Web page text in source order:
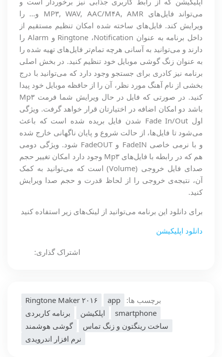
می‌تواند فایل‌های MP۳, WAV, AAC/M۴A, AMR و‌… را
ویرایش کند. فایل‌های ساخته شده امکان تنظیم مستقیم از
داخل برنامه به عنوان Ringtone ،Notification و Alarm را
دارند و می‌توانید به آسانی هرچه تمام‌تر فایل‌های تهیه شده را
به عنوان زنگ گوشی موبایل خود تنظیم کنید. در بخش اصلی
برنامه نیز کادری برای جستجو وجود دارد که می‌توانید با درج
بخشی از نام آهنگ مورد نظر، آن را از حافظه موبایل خود پیدا
کنید. در صورتی که فایل در حال ویرایش شما فرمت Mp۳
باشد دو امکان اضافه در اختیارتان قرار خواهد گرفت. ویژگی
اول Fade In/Out شدن فایل بریده شده است که باعث
می‌شود تا فایل‌ها، از حالت شروع و پایان ناگهانی خارج شده
و با نرمی خاصی FadeIN و FadeOUT شود. ویژگی دومی
هم که در رابطه با فایل‌های Mp۳ وجود دارد امکان تغییر حجم
صدای فایل خروجی (Volume) است که می‌توانید به کمک
آن، نتیجه‌ی خروجی را از لحاظ قدرت و حجم صدا ویرایش
کنید.
برای دانلود این برنامه می‌توانید از لینک‌های زیر استفاده کنید
دانلود اپلیکیشن
اشتراک گذاری:
برچسب ها: app
Ringtone Maker ۲۰۱۶
smartphone
اپلکیشن
برنامه کاربردی
ساخت رینگتون و زنگ تماس
گوشی هوشمند
نرم افزار اندرویدی